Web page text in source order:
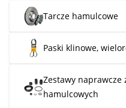
Tarcze hamulcowe
Paski klinowe,
Zestawy naprawcze
hamulcowych